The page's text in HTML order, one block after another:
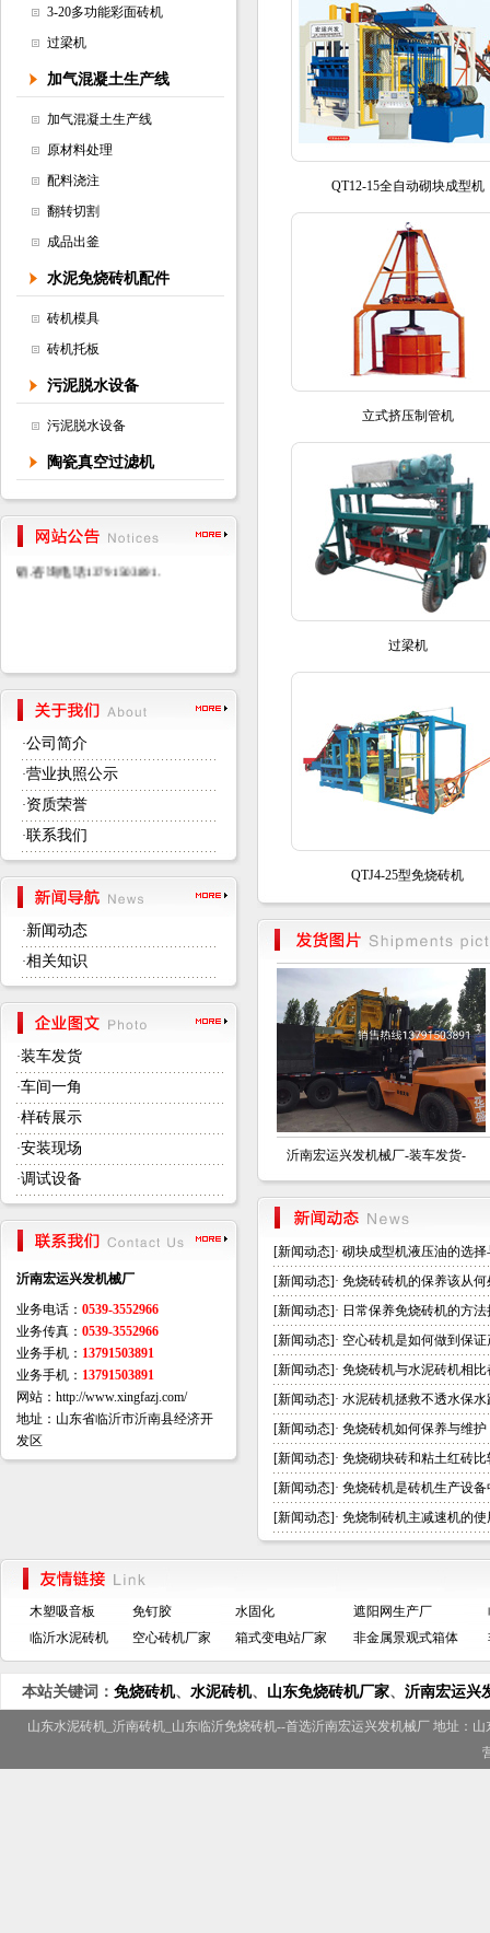
3-20多功能彩面砖机
过梁机
加气混凝土生产线
加气混凝土生产线
原材料处理
配料浇注
翻转切割
成品出釜
水泥免烧砖机配件
砖机模具
砖机托板
污泥脱水设备
污泥脱水设备
陶瓷真空过滤机
沂南宏运兴发机械厂是专业生产销
售免烧砖机设备,水泥砖机,小型免烧
砖机,制砖机的山东免烧砖机生产厂
家,产品质量可靠,性能稳定,厂价直
销.咨询电话13791503891.
·公司简介
·营业执照公示
·资质荣誉
·联系我们
·新闻动态
·相关知识
·装车发货
·车间一角
·样砖展示
·安装现场
·调试设备
沂南宏运兴发机械厂
业务电话： 0539-3552966
业务传真： 0539-3552966
业务手机： 13791503891
业务手机： 13791503891
网站：http://www.xingfazj.com/
地址：山东省临沂市沂南县经济开
发区
QT12-15全自动砌块成型机
立式挤压制管机
过梁机
QTJ4-25型免烧砖机
沂南宏运兴发机械厂-装车发货- 沂南宏运兴发机械厂-装车发货-
[新闻动态]· 砌块成型机液压油的选择
[新闻动态]· 免烧砖砖机的保养该从何
[新闻动态]· 日常保养免烧砖机的方法
[新闻动态]· 空心砖机是如何做到保证
[新闻动态]· 免烧砖机与水泥砖机相比
[新闻动态]· 水泥砖机拯救不透水保水
[新闻动态]· 免烧砖机如何保养与维护
[新闻动态]· 免烧砌块砖和粘土红砖比
[新闻动态]· 免烧砖机是砖机生产设备
[新闻动态]· 免烧制砖机主减速机的使
木塑吸音板 免钉胶 水固化 遮阳网生产厂
临沂水泥砖机
空心砖机厂家 箱式变电站厂家 非金属景观式箱体
本站关键词： 免烧砖机、 水泥砖机、 山东免烧砖机厂家、 沂南宏运兴
山东水泥砖机_ 沂南砖机_ 山东临沂免烧砖机--首选沂南宏运兴发机械厂地址：山